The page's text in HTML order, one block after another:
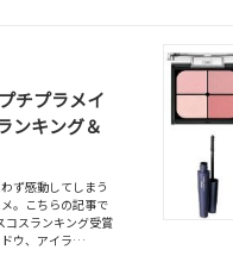
チプラメイ
ンキング＆
ず感動してしまう
。こちらの記事で
コスランキング受賞
ドウ、アイラ…